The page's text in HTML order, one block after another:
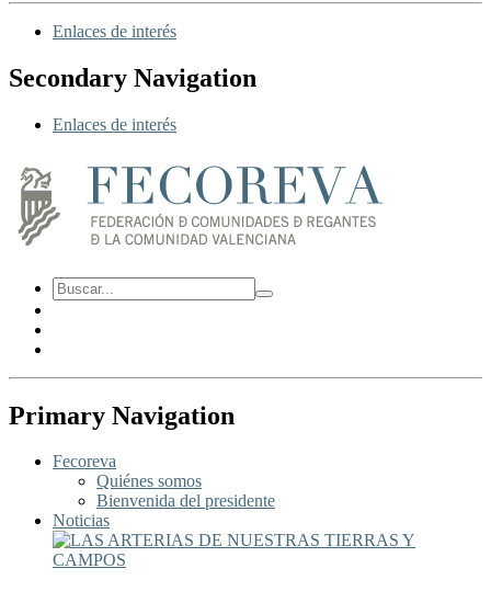
Enlaces de interés
Secondary Navigation
Enlaces de interés
Primary Navigation
Fecoreva
Quiénes somos
Bienvenida del presidente
Noticias